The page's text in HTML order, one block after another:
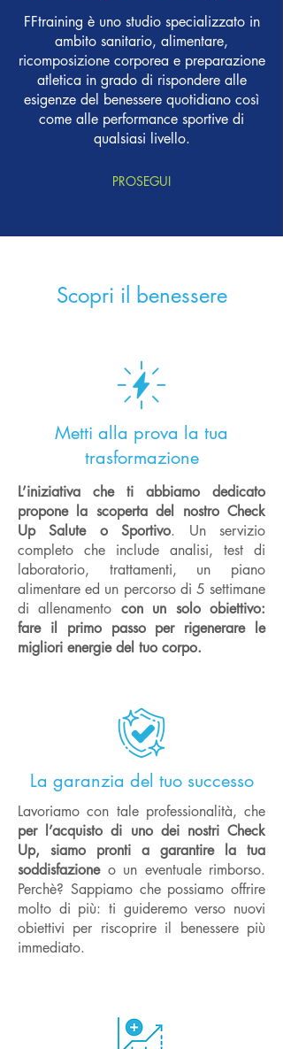
FFtraining è uno studio specializzato in
ambito sanitario, alimentare,
ricomposizione corporea e preparazione
atletica in grado di rispondere alle
esigenze del benessere quotidiano così
come alle performance sportive di
qualsiasi livello.
PROSEGUI
Scopri il benessere
Metti alla prova la tua
trasformazione
L’iniziativa che ti abbiamo dedicato
propone la scoperta del nostro Check
Up Salute o Sportivo. Un servizio
completo che include analisi, test di
laboratorio, trattamenti, un piano
alimentare ed un percorso di 5 settimane
di allenamento con un solo obiettivo:
fare il primo passo per rigenerare le
migliori energie del tuo corpo.
La garanzia del tuo successo
Lavoriamo con tale professionalità, che
per l’acquisto di uno dei nostri Check
Up, siamo pronti a garantire la tua
soddisfazione o un eventuale rimborso.
Perchè? Sappiamo che possiamo offrire
molto di più: ti guideremo verso nuovi
obiettivi per riscoprire il benessere più
immediato.